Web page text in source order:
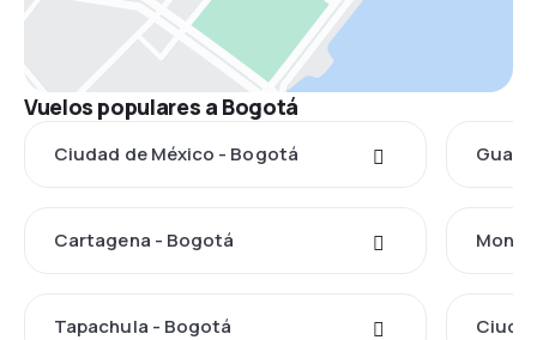
Vuelos populares a Bogotá
Ciudad de México - Bogotá
Cartagena - Bogotá
Tapachula - Bogotá